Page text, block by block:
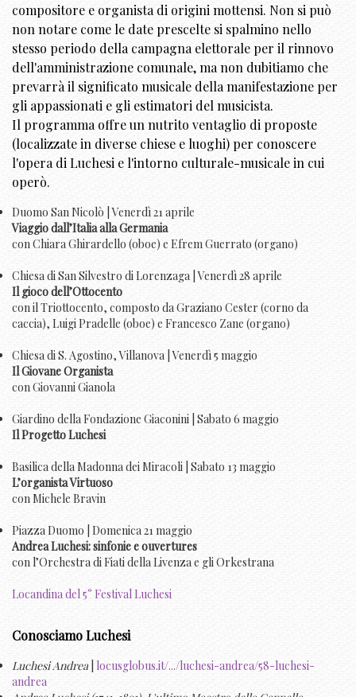
compositore e organista di origini mottensi. Non si può
non notare come le date prescelte si spalmino nello
stesso periodo della campagna elettorale per il rinnovo
dell'amministrazione comunale, ma non dubitiamo che
prevarrà il significato musicale della manifestazione per
gli appassionati e gli estimatori del musicista.
Il programma offre un nutrito ventaglio di proposte
(localizzate in diverse chiese e luoghi) per conoscere
l'opera di Luchesi e l'intorno culturale-musicale in cui
operò.
Duomo San Nicolò | Venerdì 21 aprile
Viaggio dall’Italia alla Germania
con Chiara Ghirardello (oboe) e Efrem Guerrato (organo)
Chiesa di San Silvestro di Lorenzaga | Venerdì 28 aprile
Il gioco dell’Ottocento
con il Triottocento, composto da Graziano Cester (corno da
caccia), Luigi Pradelle (oboe) e Francesco Zane (organo)
Chiesa di S. Agostino, Villanova | Venerdì 5 maggio
Il Giovane Organista
con Giovanni Gianola
Giardino della Fondazione Giaconini | Sabato 6 maggio
Il Progetto Luchesi
Basilica della Madonna dei Miracoli | Sabato 13 maggio
L’organista Virtuoso
con Michele Bravin
Piazza Duomo | Domenica 21 maggio
Andrea Luchesi: sinfonie e ouvertures
con l’Orchestra di Fiati della Livenza e gli Orkestrana
Locandina del 5° Festival Luchesi
Conosciamo Luchesi
Luchesi Andrea locusglobus.it/.../luchesi-andrea/58-luchesi-
andrea